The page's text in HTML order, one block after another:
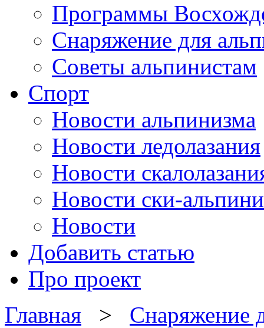
Программы
Снаряжение для
Советы альпинистам
Спорт
Новости альпинизма
Новости ледолазания
Новости
Новости ски-
Новости
Добавить статью
Про проект
Главная > Снаряжение